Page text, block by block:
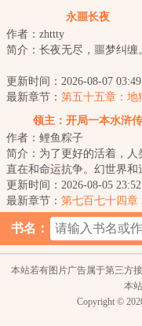
永噩长夜
作者：zhttty
简介：长夜无尽，噩梦纠缠
更新时间：2026-08-07
最新章节： 第五十五章：地
空，誓不成佛
领主：开局一本水浒传
作者：鲤鱼粽子
简介：为了更好的活着，人
直在和命运抗争。幻世界和
者的出现，人类进入了领主
代。领主也就是职...
更新时间：2026-08-05
最新章节： 第七百七十四章
书名：
本站若有图片广告属于第三方
本
Copyright ©